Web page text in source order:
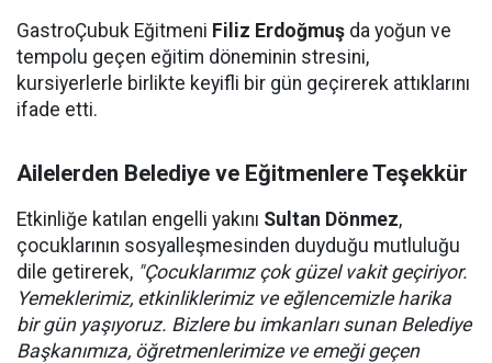
GastroÇubuk Eğitmeni Filiz Erdoğmuş da yoğun ve
tempolu geçen eğitim döneminin stresini,
kursiyerlerle birlikte keyifli bir gün geçirerek attıklarını
ifade etti.
Ailelerden Belediye ve Eğitmenlere Teşekkür
Etkinliğe katılan engelli yakını Sultan Dönmez,
çocuklarının sosyalleşmesinden duyduğu mutluluğu
dile getirerek, "Çocuklarımız çok güzel vakit geçiriyor.
Yemeklerimiz, etkinliklerimiz ve eğlencemizle harika
bir gün yaşıyoruz. Bizlere bu imkanları sunan Belediye
Başkanımıza, öğretmenlerimize ve emeği geçen